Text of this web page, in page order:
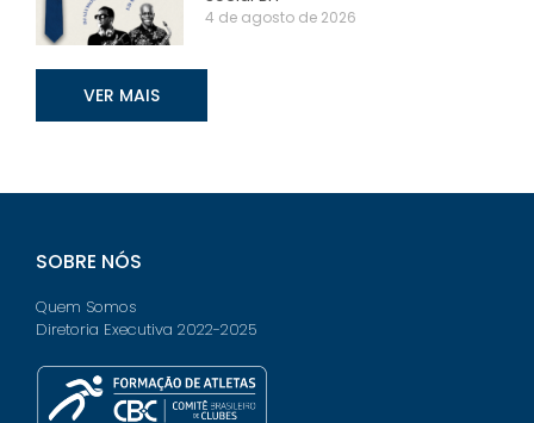
4 de agosto de 2026
VER MAIS
SOBRE NÓS
Quem Somos
Diretoria Executiva 2022-2025